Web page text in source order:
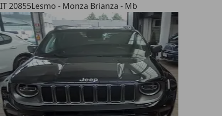
IT 20855Lesmo - Monza Brianza - Mb